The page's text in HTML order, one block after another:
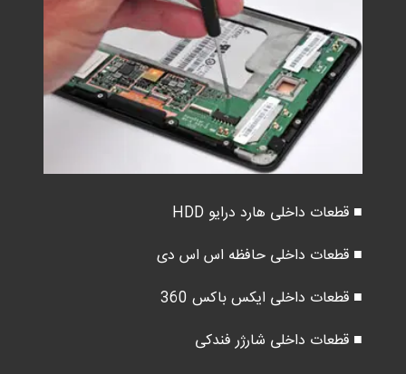
■ قطعات داخلی هارد درایو HDD
■ قطعات داخلی حافظه اس اس دی
■ قطعات داخلی ایکس باکس 360
■ قطعات داخلی شارژر فندکی